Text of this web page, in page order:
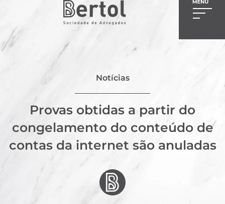
Notícias
Provas obtidas a partir do
congelamento do conteúdo de
contas da internet são anuladas